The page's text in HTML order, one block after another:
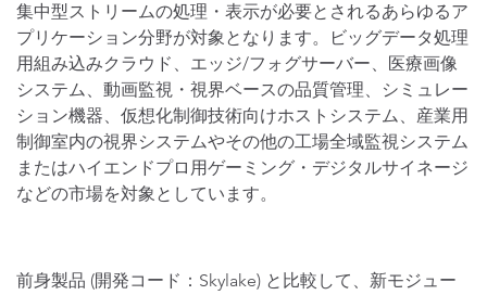
集中型ストリームの処理・表示が必要とされるあらゆるア
プリケーション分野が対象となります。ビッグデータ処理
用組み込みクラウド、エッジ/フォグサーバー、医療画像
システム、動画監視・視界ベースの品質管理、シミュレー
ション機器、仮想化制御技術向けホストシステム、産業用
制御室内の視界システムやその他の工場全域監視システム
またはハイエンドプロ用ゲーミング・デジタルサイネージ
などの市場を対象としています。
前身製品 (開発コード：Skylake) と比較して、新モジュー